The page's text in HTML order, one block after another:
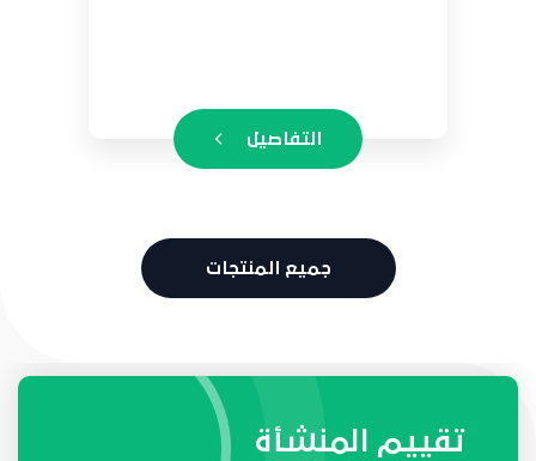
التفاصيل
جميع المنتجات
طلبات واحتياجات المنشأة
تقييم المنشأة